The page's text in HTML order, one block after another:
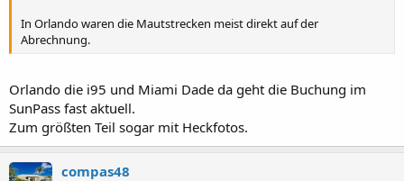
In Orlando waren die Mautstrecken meist direkt auf der
Abrechnung.
Orlando die i95 und Miami Dade da geht die Buchung im
SunPass fast aktuell.
Zum größten Teil sogar mit Heckfotos.
compas48